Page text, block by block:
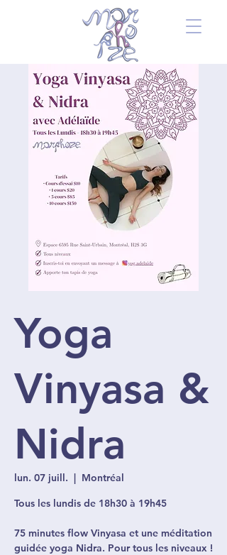
Yoga
Vinyasa &
Nidra
lun. 07 juill.
  |
Montréal
Tous les lundis de 18h30 à 19h45
75 minutes flow Vinyasa et une méditation
guidée yoga Nidra. Pour tous les niveaux !